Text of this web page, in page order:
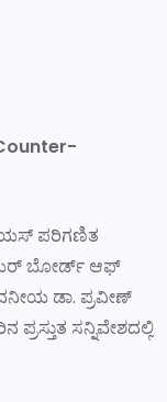
ಪರಿಗಣಿತ
ಬೋರ್ಡ್ ಆಫ್
ಡಾ. ಪ್ರವೀಣ್
ಸನ್ನಿವೇಶದಲ್ಲಿ